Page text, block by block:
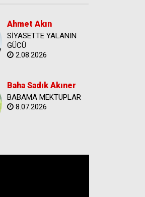
Ahmet Akın
SİYASETTE YALANIN
GÜCÜ
2.08.2026
Baha Sadık Akıner
BABAMA MEKTUPLAR
8.07.2026